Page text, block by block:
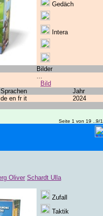
Gedäch
Intera
Bilder
...
Bild
Sprachen
Jahr
de en fr it
2024
Seite 1 von 19 ..9/
Oliver Schardt Ulla
Zufall
Taktik